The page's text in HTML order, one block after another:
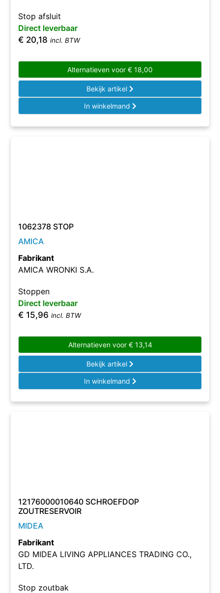
Stop afsluit
Direct leverbaar
€ 20,18 incl. BTW
Alternatieven voor € 18,00
Bekijk artikel
In winkelmand
1062378 STOP
AMICA
Fabrikant
AMICA WRONKI S.A.
Stoppen
Direct leverbaar
€ 15,96 incl. BTW
Alternatieven voor €13,14
Bekijk artikel
In winkelmand
12176000010640 SCHROEFDOP
ZOUTRESERVOIR
MIDEA
Fabrikant
GD MIDEA LIVING APPLIANCES TRADING CO.,
LTD.
Stop zoutbak